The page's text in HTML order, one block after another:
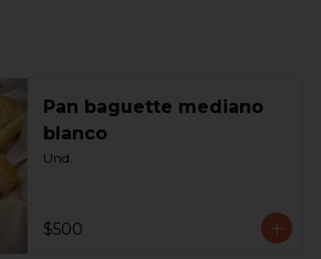
Pan baguette mediano
blanco
Und.
$500